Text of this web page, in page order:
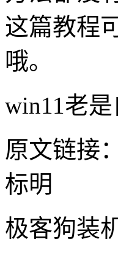
这篇教程
哦。
win11老
原文链接
标明
极客狗装